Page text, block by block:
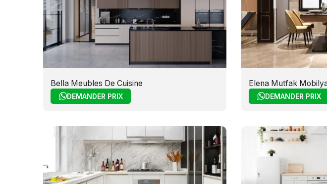
Bella Meubles De Cuisine
DEMANDER PRIX
Elena Mutfak
DEMANDER PRIX